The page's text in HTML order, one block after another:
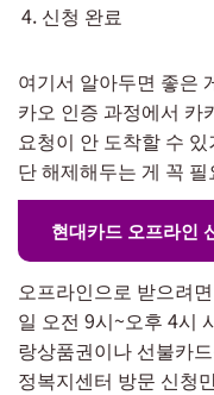
신청 완료
여기서 알아두면 좋은
카오 인증 과정에서 카
요청이 안 도착할 수
단 해제해두는 게 꼭
현대카드 오프라인
오프라인으로 받으려
일 오전 9시~오후 4시
랑상품권이나 선불카
정복지센터 방문 신청